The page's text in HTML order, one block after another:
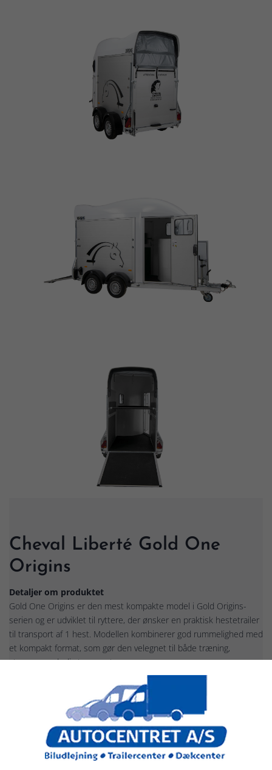
Cheval Liberté Gold One
Origins
Detaljer om produktet
Gold One Origins er den mest kompakte model i Gold Origins-
serien og er udviklet til ryttere, der ønsker en praktisk hestetrailer
til transport af 1 hest. Modellen kombinerer god rummelighed med
et kompakt format, som gør den velegnet til både træning,
stævner og daglig transport.
Den rummelige konstruktion giver gode forhold for hesten under
transport, samtidig med at traileren er et attraktivt valg for ryttere
med behov for en enkel og funktionel løsning.
Gold Origins-serien
Gold Origins er indstigningsserien i Cheval Libertés program.
Serien kombinerer moderne design, god rummelighed og høj